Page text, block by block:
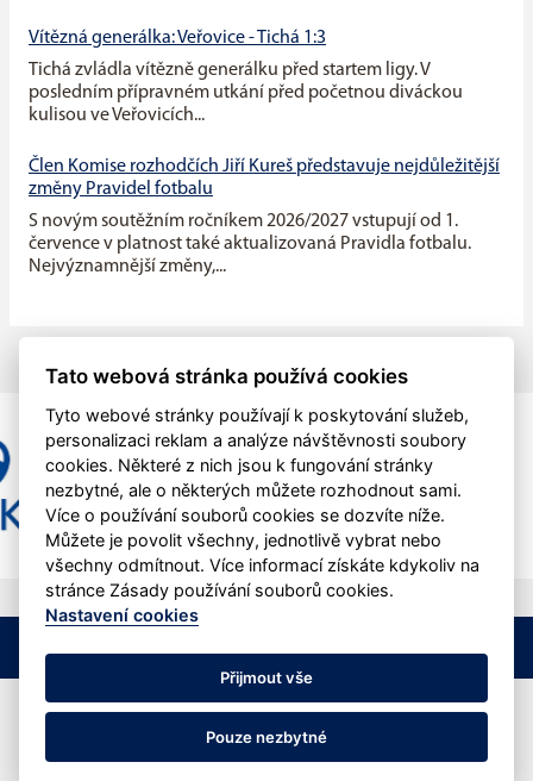
Vítězná generálka: Veřovice - Tichá 1:3
Tichá zvládla vítězně generálku před startem ligy. V
posledním přípravném utkání před početnou diváckou
kulisou ve Veřovicích...
Člen Komise rozhodčích Jiří Kureš představuje nejdůležitější
změny Pravidel fotbalu
S novým soutěžním ročníkem 2026/2027 vstupují od 1.
července v platnost také aktualizovaná Pravidla fotbalu.
Nejvýznamnější změny,...
Veškerý obsah stránek je chráněn podle autorského zákona a jeho
přejímaní bez výslovného souhlasu je zakázáno.
Tato webová stránka používá cookies
Tyto webové stránky používají k poskytování služeb,
personalizaci reklam a analýze návštěvnosti soubory
cookies. Některé z nich jsou k fungování stránky
nezbytné, ale o některých můžete rozhodnout sami.
Více o používání souborů cookies se dozvíte níže.
Můžete je povolit všechny, jednotlivě vybrat nebo
všechny odmítnout. Více informací získáte kdykoliv na
stránce Zásady používání souborů cookies.
Nastavení cookies
Přijmout vše
Pouze nezbytné